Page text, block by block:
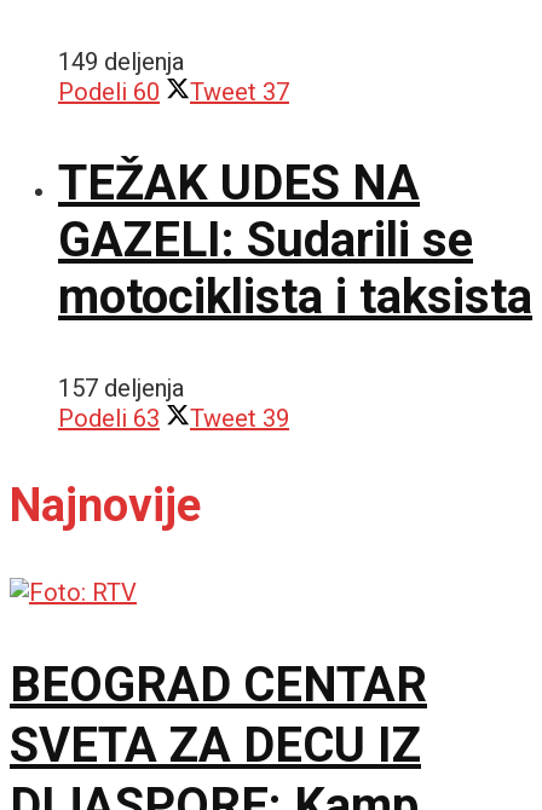
149 deljenja
Podeli 60 Tweet 37
TEŽAK UDES NA
GAZELI: Sudarili se
motociklista i taksista
157 deljenja
Podeli 63 Tweet 39
Najnovije
BEOGRAD CENTAR
SVETA ZA DECU IZ